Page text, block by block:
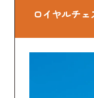
ロイヤルチ